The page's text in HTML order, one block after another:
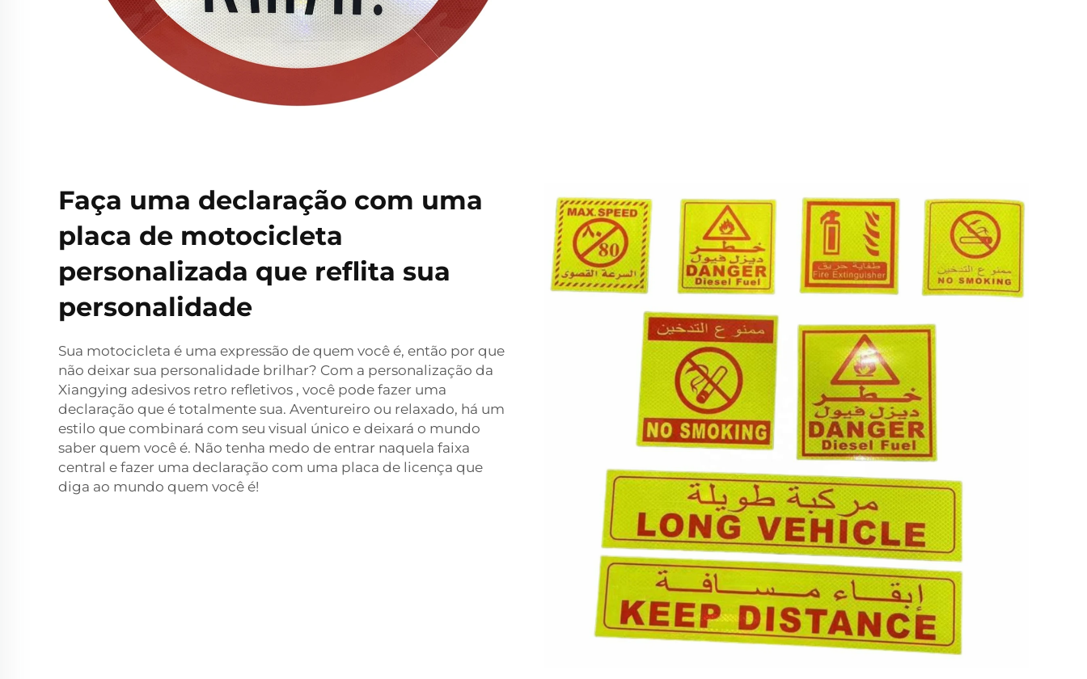
Faça uma declaração com uma
placa de motocicleta
personalizada que reflita sua
personalidade
Sua motocicleta é uma expressão de quem você é, então por que
não deixar sua personalidade brilhar? Com a personalização da
Xiangying adesivos retro refletivos , você pode fazer uma
declaração que é totalmente sua. Aventureiro ou relaxado, há um
estilo que combinará com seu visual único e deixará o mundo
saber quem você é. Não tenha medo de entrar naquela faixa
central e fazer uma declaração com uma placa de licença que
diga ao mundo quem você é!